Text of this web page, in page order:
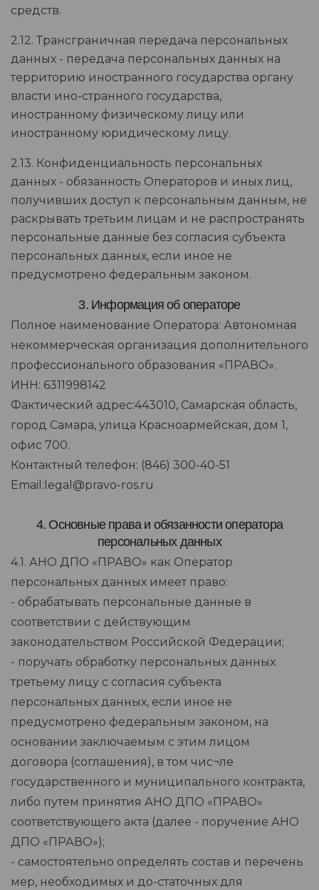
средств.
2.12. Трансграничная передача персональных
данных - передача персональных данных на
территорию иностранного государства органу
власти ино-странного государства,
иностранному физическому лицу или
иностранному юридическому лицу.
2.13. Конфиденциальность персональных
данных - обязанность Операторов и иных лиц,
получивших доступ к персональным данным, не
раскрывать третьим лицам и не распространять
персональные данные без согласия субъекта
персональных данных, если иное не
предусмотрено федеральным законом.
3. Информация об операторе
Полное наименование Оператора: Автономная
некоммерческая организация дополнительного
профессионального образования «ПРАВО».
ИНН: 6311998142
Фактический адрес:443010, Самарская область,
город Самара, улица Красноармейская, дом 1,
офис 700.
Контактный телефон: (846) 300-40-51
Email:legal@pravo-ros.ru
4. Основные права и обязанности оператора
персональных данных
4.1. АНО ДПО «ПРАВО» как Оператор
персональных данных имеет право:
- обрабатывать персональные данные в
соответствии с действующим
законодательством Российской Федерации;
- поручать обработку персональных данных
третьему лицу с согласия субъекта
персональных данных, если иное не
предусмотрено федеральным законом, на
основании заключаемым с этим лицом
договора (соглашения), в том чис¬ле
государственного и муниципального контракта,
либо путем принятия АНО ДПО «ПРАВО»
соответствующего акта (далее - поручение АНО
ДПО «ПРАВО»);
- самостоятельно определять состав и перечень
мер, необходимых и до-статочных для